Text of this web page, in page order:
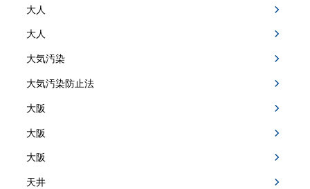
大人
大人
大気汚染
大気汚染防止法
大阪
大阪
大阪
天井